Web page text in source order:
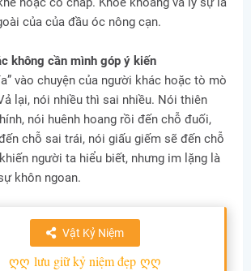
của của đầu óc nông cạn.
không cần mình góp ý kiến
vào chuyện của người khác hoặc tò mò
lại, nói nhiều thì sai nhiều. Nói thiên
nói huênh hoang rồi đến chỗ đuối,
chỗ sai trái, nói giấu giếm sẽ đến chỗ
người ta hiểu biết, nhưng im lặng là
khôn ngoan.
Vật Kỷ Niệm
ღღ lưu giữ kỷ niệm đẹp ღღ